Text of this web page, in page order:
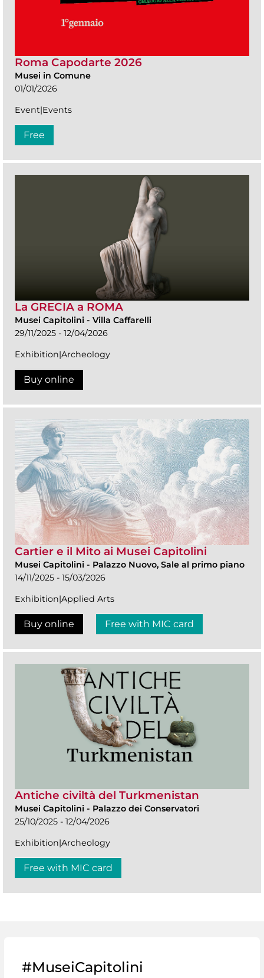
Roma Capodarte 2026
Musei in Comune
01/01/2026
Event|Events
Free
La GRECIA a ROMA
Musei Capitolini - Villa Caffarelli
29/11/2025 - 12/04/2026
Exhibition|Archeology
Buy online
Cartier e il Mito ai Musei Capitolini
Musei Capitolini - Palazzo Nuovo, Sale al primo piano
14/11/2025 - 15/03/2026
Exhibition|Applied Arts
Buy online Free with MIC card
Antiche civiltà del Turkmenistan
Musei Capitolini - Palazzo dei Conservatori
25/10/2025 - 12/04/2026
Exhibition|Archeology
Free with MIC card
#MuseiCapitolini